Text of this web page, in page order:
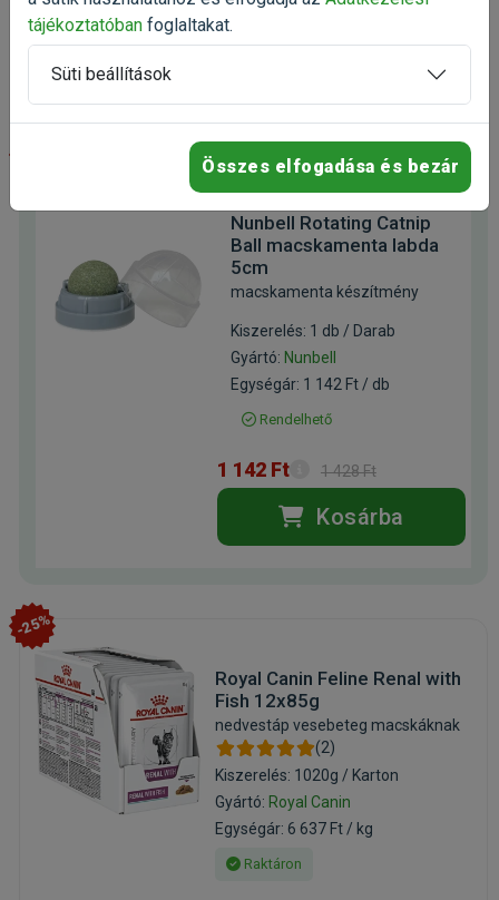
893 Ft
Nunbell Rotating Catnip
Ball macskamenta labda
5cm
macskamenta készítmény
Kiszerelés: 1 db / Darab
Gyártó: Nunbell
Egységár: 1 142 Ft / db
Rendelhető
1 142 Ft 1 428 Ft
Kosárba
-25%
Royal Canin Feline Renal with
Fish 12x85g
nedvestáp vesebeteg macskáknak
(2)
Kiszerelés: 1020g / Karton
Gyártó: Royal Canin
Egységár: 6 637 Ft / kg
Raktáron
tájékoztatóban foglaltakat.
Süti beállítások
Összes elfogadása és bezár